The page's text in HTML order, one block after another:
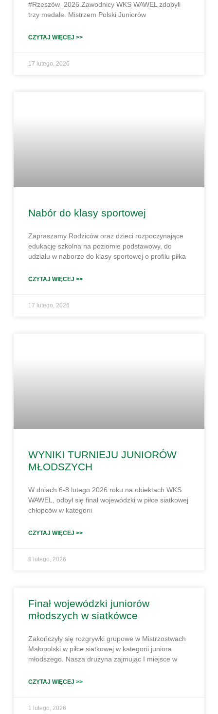
#Rzeszów_2026.Zawodnicy WKS WAWEL zdobyli
trzy medale. Mistrzem Polski Juniorów
CZYTAJ WIĘCEJ >>
17 lutego, 2026
Nabór do klasy sportowej
Zapraszamy Rodziców oraz dzieci rozpoczynające
edukację szkolna na poziomie podstawowy, do
udziału w naborze do klasy sportowej o profilu piłka
CZYTAJ WIĘCEJ >>
17 lutego, 2026
WYNIKI TURNIEJU JUNIORÓW
MŁODSZYCH
W dniach 6-8 lutego 2026 roku na obiektach WKS
WAWEL, odbył się finał wojewódzki w piłce siatkowej
chłopców w kategorii
CZYTAJ WIĘCEJ >>
8 lutego, 2026
Finał wojewódzki juniorów
młodszych w siatkówce
Zakończyły się rozgrywki grupowe w Mistrzostwach
Małopolski w piłce siatkowej w kategorii juniora
młodszego. Nasza drużyna zajmując I miejsce w
CZYTAJ WIĘCEJ >>
1 lutego, 2026